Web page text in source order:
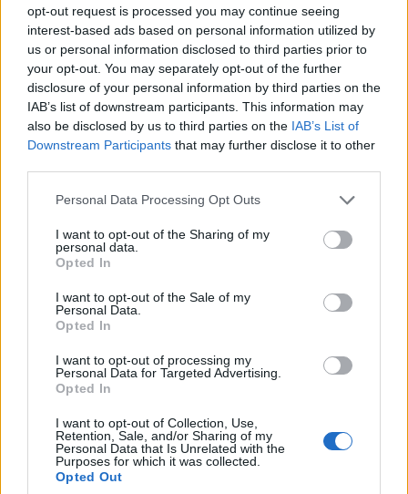
opt-out request is processed you may continue seeing
interest-based ads based on personal information utilized by
us or personal information disclosed to third parties prior to
your opt-out. You may separately opt-out of the further
disclosure of your personal information by third parties on the
IAB’s list of downstream participants. This information may
also be disclosed by us to third parties on the IAB’s List of
Downstream Participants that may further disclose it to other
Personal Data Processing Opt Outs
I want to opt-out of the Sharing of my
personal data.
Opted In
I want to opt-out of the Sale of my
Personal Data.
Opted In
I want to opt-out of processing my
Personal Data for Targeted Advertising.
Opted In
I want to opt-out of Collection, Use,
Retention, Sale, and/or Sharing of my
Personal Data that Is Unrelated with the
Purposes for which it was collected.
Opted Out
2026. március 19. 10:25
Évente félmillióan felejtenek el nyilatkozni a
munkáltatójuknak az adókedvezményükről. Ettől
az összegtől természetesen nem esnek el az
érintettek, azonban ahhoz, hogy megkapják a
visszajáró összeget, az adóbevallási tervezetet ki
kell egészíteniük - hívta fel a figyelmet a Nemzeti
Adó- és Vámhivatal (NAV) csütörtökön.
Már elérhetők a tavalyi szerzett jövedelmeket tartalmazó
szja-bevallási tervezetek, írja a NAV a friss közleményében.
akik regisztráltak az Ügyfélkapu+-ra vagy a DÁP-ra.
Lényeges, hogy a tervezet csak a NAV rendelkezésére álló
nyilatkozni munkáltatójuknak a nekik járó...
KEDVES OLVASÓNK!
A keresett cikk a portfolio.hu hírarchívumához
tartozik, melynek olvasása előfizetéses